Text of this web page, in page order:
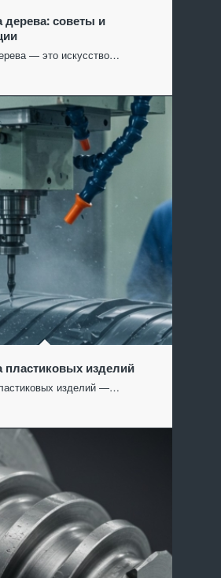
дерева: советы и
— это искусство…
пластиковых изделий
изделий —…